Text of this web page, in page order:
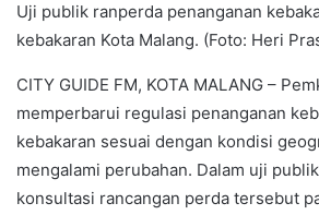
Uji publik ranperda penanganan
kebakaran Kota Malang. (Foto: Heri
CITY GUIDE FM, KOTA MALANG –
memperbarui regulasi penanganan
kebakaran sesuai dengan kondisi
mengalami perubahan. Dalam uji
konsultasi rancangan perda tersebut